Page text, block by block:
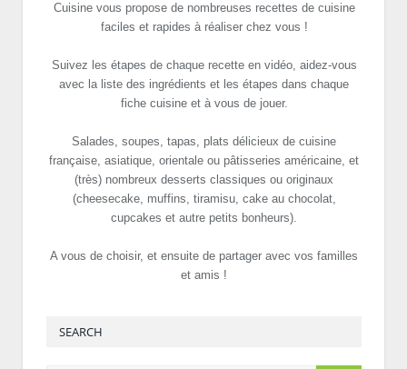
Cuisine vous propose de nombreuses recettes de cuisine
faciles et rapides à réaliser chez vous !
Suivez les étapes de chaque recette en vidéo, aidez-vous
avec la liste des ingrédients et les étapes dans chaque
fiche cuisine et à vous de jouer.
Salades, soupes, tapas, plats délicieux de cuisine
française, asiatique, orientale ou pâtisseries américaine, et
(très) nombreux desserts classiques ou originaux
(cheesecake, muffins, tiramisu, cake au chocolat,
cupcakes et autre petits bonheurs).
A vous de choisir, et ensuite de partager avec vos familles
et amis !
SEARCH